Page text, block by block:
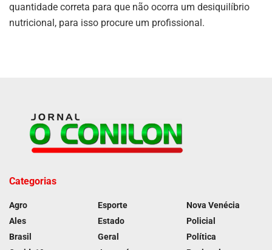
quantidade correta para que não ocorra um desiquilíbrio
nutricional, para isso procure um profissional.
Categorias
Agro
Ales
Brasil
Esporte
Estado
Geral
Nova Venécia
Policial
Política